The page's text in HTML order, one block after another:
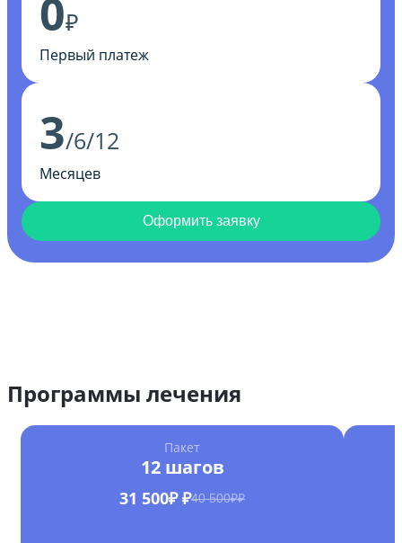
0₽
Первый платеж
3/6/12
Месяцев
Оформить заявку
Программы лечения
Пакет
12 шагов
31 500₽ ₽40 500₽₽